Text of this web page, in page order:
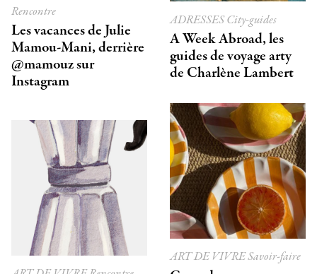
Rencontre
Les vacances de Julie
Mamou-Mani, derrière
@mamouz sur
Instagram
ADRESSESCity-guides
A Week Abroad, les
guides de voyage arty
de Charlène Lambert
ART DE VIVRESavoir-faire